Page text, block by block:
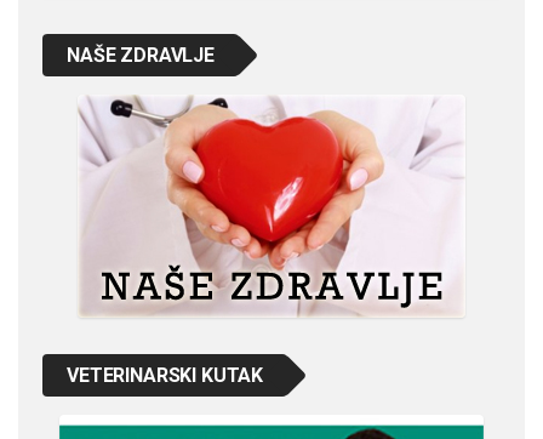
NAŠE ZDRAVLJE
VETERINARSKI KUTAK